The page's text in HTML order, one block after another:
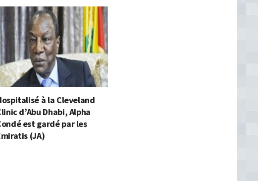
à la Cleveland
d’Abu Dhabi, Alpha
est gardé par les
(JA)